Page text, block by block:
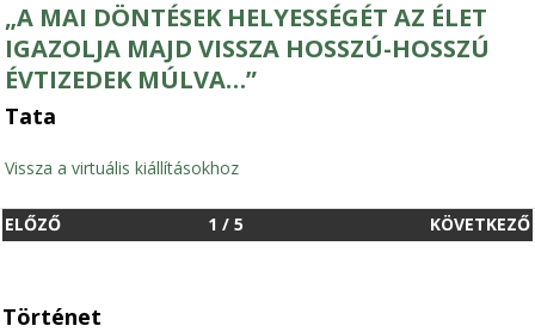
„A MAI DÖNTÉSEK HELYESSÉGÉT AZ ÉLET
IGAZOLJA MAJD VISSZA HOSSZÚ-HOSSZÚ
ÉVTIZEDEK MÚLVA…”
Tata
Vissza a virtuális kiállításokhoz
ELŐZŐ KÖVETKEZŐ
1 / 5
Történet